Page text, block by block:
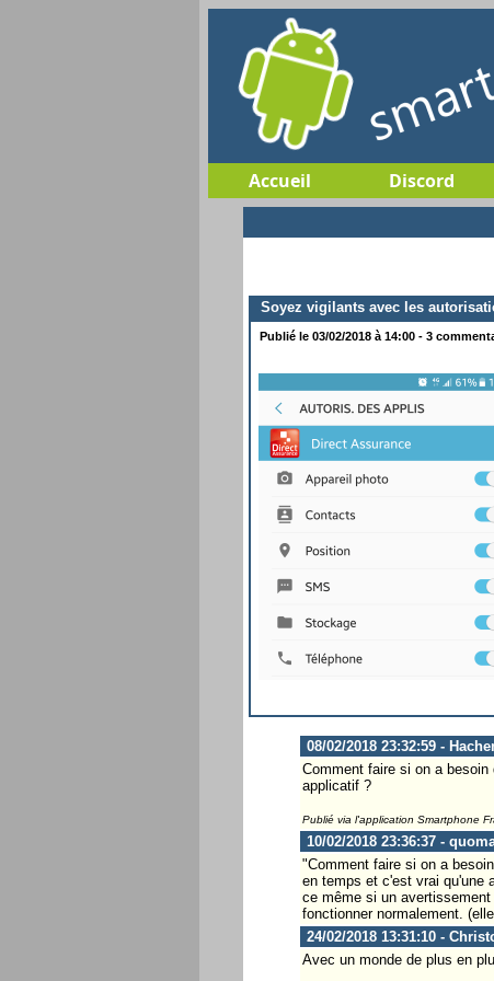
Accueil Discord
Soyez vigilants avec les
Publié le 03/02/2018 à 14:00 - 3
08/02/2018 23:32:59 -
Comment faire si on a
applicatif ?
Publié via l'application Smartphone
10/02/2018 23:36:37 -
"Comment faire si on a
en temps et c'est vrai qu'une
ce même si un
fonctionner normalement.
24/02/2018 13:31:10 -
Avec un monde de plus en